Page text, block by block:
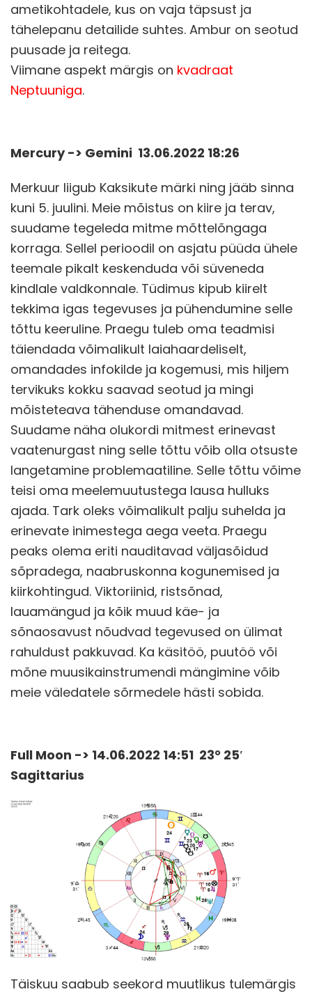
ametikohtadele, kus on vaja täpsust ja
tähelepanu detailide suhtes. Ambur on seotud
puusade ja reitega.
Viimane aspekt märgis on kvadraat
Neptuuniga.
Mercury -> Gemini 13.06.2022 18:26
Merkuur liigub Kaksikute märki ning jääb sinna
kuni 5. juulini. Meie mõistus on kiire ja terav,
suudame tegeleda mitme mõttelõngaga
korraga. Sellel perioodil on asjatu püüda ühele
teemale pikalt keskenduda või süveneda
kindlale valdkonnale. Tüdimus kipub kiirelt
tekkima igas tegevuses ja pühendumine selle
tõttu keeruline. Praegu tuleb oma teadmisi
täiendada võimalikult laiahaardeliselt,
omandades infokilde ja kogemusi, mis hiljem
tervikuks kokku saavad seotud ja mingi
mõisteteava tähenduse omandavad.
Suudame näha olukordi mitmest erinevast
vaatenurgast ning selle tõttu võib olla otsuste
langetamine problemaatiline. Selle tõttu võime
teisi oma meelemuutustega lausa hulluks
ajada. Tark oleks võimalikult palju suhelda ja
erinevate inimestega aega veeta. Praegu
peaks olema eriti nauditavad väljasõidud
sõpradega, naabruskonna kogunemised ja
kiirkohtingud. Viktoriinid, ristsõnad,
lauamängud ja kõik muud käe- ja
sõnaosavust nõudvad tegevused on ülimat
rahuldust pakkuvad. Ka käsitöö, puutöö või
mõne muusikainstrumendi mängimine võib
meie väledatele sõrmedele hästi sobida.
Full Moon -> 14.06.2022 14:51 23° 25′
Sagittarius
Täiskuu saabub seekord muutlikus tulemärgis